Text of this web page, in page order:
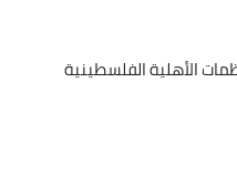
الأهلية الفلسطينية